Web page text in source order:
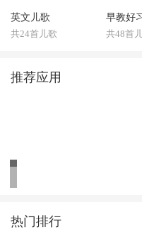
英文儿歌
共24首儿歌
早教好
共48首
推荐应用
热门排行